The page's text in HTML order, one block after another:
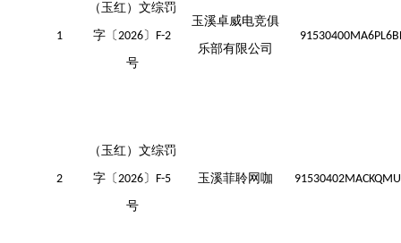
1
（玉红）文综罚
字〔 2026 〕 F-2
号
玉溪卓威电竞俱
乐部有限公司
2
（玉红）文综罚
字〔 2026 〕 F-5
号
玉溪菲聆网咖